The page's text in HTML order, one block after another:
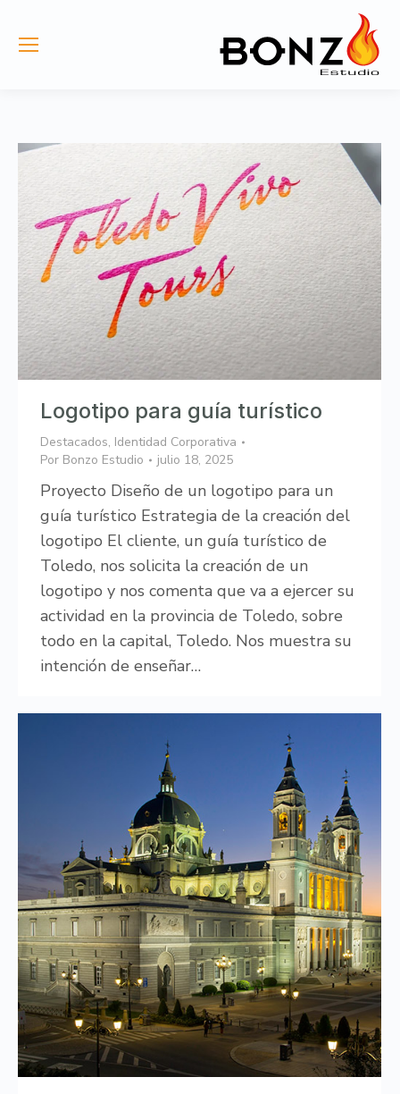
Logotipo para guía turístico
Destacados, Identidad Corporativa
Por Bonzo Estudio julio 18, 2025
Proyecto Diseño de un logotipo para un
guía turístico Estrategia de la creación del
logotipo El cliente, un guía turístico de
Toledo, nos solicita la creación de un
logotipo y nos comenta que va a ejercer su
actividad en la provincia de Toledo, sobre
todo en la capital, Toledo. Nos muestra su
intención de enseñar…